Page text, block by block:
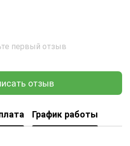
первый отзыв
отзыв
График работы